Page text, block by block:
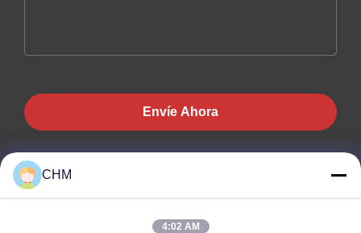
Envíe Ahora
CHM
4:02 AM